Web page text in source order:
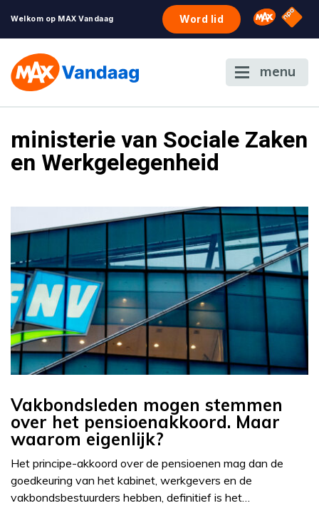
Welkom op MAX Vandaag Word lid Omroep
NPO
menu
ministerie van Sociale Zaken
en Werkgelegenheid
Vakbondsleden mogen stemmen
over het pensioenakkoord. Maar
waarom eigenlijk?
Het principe-akkoord over de pensioenen mag dan de
goedkeuring van het kabinet, werkgevers en de
vakbondsbestuurders hebben, definitief is het…